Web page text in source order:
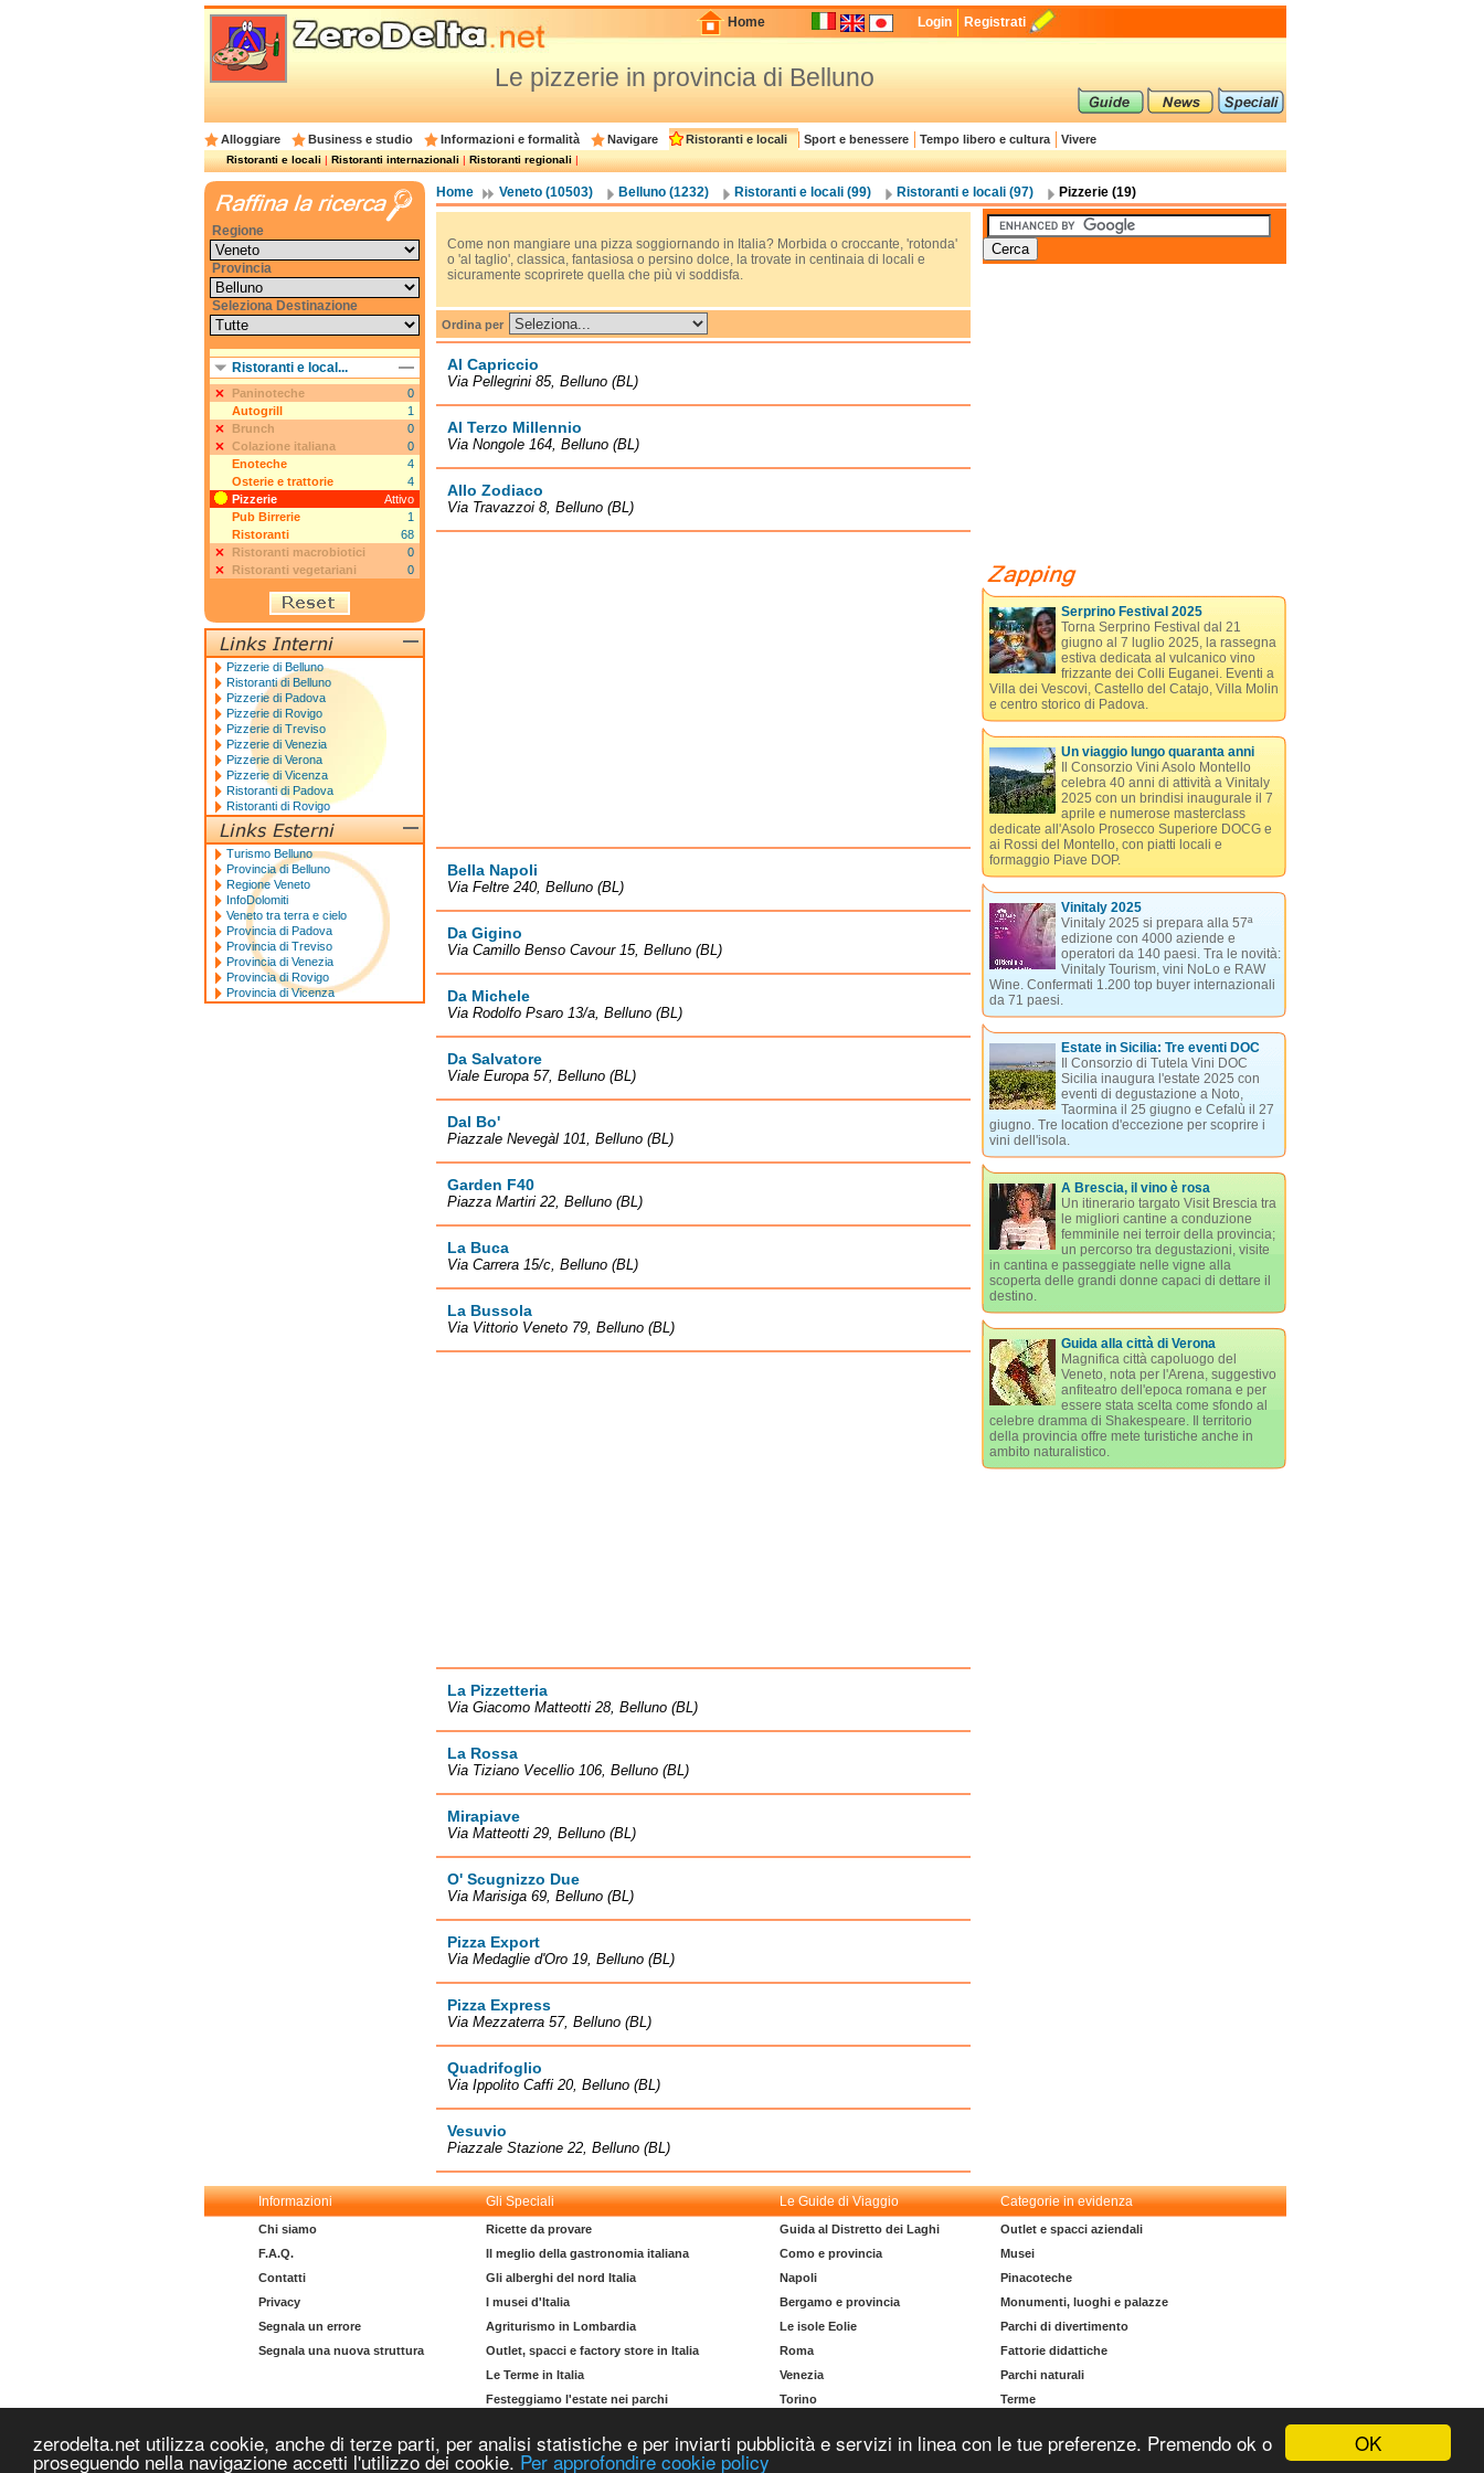
OK
zerodelta.net utilizza cookie, anche di terze parti, per analisi statistiche e per inviarti pubblicità e servizi in linea con le tue preferenze. Premendo ok o
proseguendo nella navigazione accetti l'utilizzo dei cookie. Per approfondire cookie policy
Home Login Registrati
Le pizzerie in provincia di Belluno
Alloggiare Business e studio Informazioni e formalità Navigare Ristoranti e locali Sport e benessere Tempo libero e cultura Vivere
Ristoranti e locali|Ristoranti internazionali|Ristoranti regionali|
Home Veneto (10503) Belluno (1232) Ristoranti e locali (99) Ristoranti e locali (97) Pizzerie (19)
Come non mangiare una pizza soggiornando in Italia? Morbida o croccante, 'rotonda'
o 'al taglio', classica, fantasiosa o persino dolce, la trovate in centinaia di locali e
sicuramente scoprirete quella che più vi soddisfa.
Ordina per
Al Capriccio
Via Pellegrini 85, Belluno (BL)
Al Terzo Millennio
Via Nongole 164, Belluno (BL)
Allo Zodiaco
Via Travazzoi 8, Belluno (BL)
Bella Napoli
Via Feltre 240, Belluno (BL)
Da Gigino
Via Camillo Benso Cavour 15, Belluno (BL)
Da Michele
Via Rodolfo Psaro 13/a, Belluno (BL)
Da Salvatore
Viale Europa 57, Belluno (BL)
Dal Bo'
Piazzale Nevegàl 101, Belluno (BL)
Garden F40
Piazza Martiri 22, Belluno (BL)
La Buca
Via Carrera 15/c, Belluno (BL)
La Bussola
Via Vittorio Veneto 79, Belluno (BL)
La Pizzetteria
Via Giacomo Matteotti 28, Belluno (BL)
La Rossa
Via Tiziano Vecellio 106, Belluno (BL)
Mirapiave
Via Matteotti 29, Belluno (BL)
O' Scugnizzo Due
Via Marisiga 69, Belluno (BL)
Pizza Export
Via Medaglie d'Oro 19, Belluno (BL)
Pizza Express
Via Mezzaterra 57, Belluno (BL)
Quadrifoglio
Via Ippolito Caffi 20, Belluno (BL)
Vesuvio
Piazzale Stazione 22, Belluno (BL)
Serprino Festival 2025
Torna Serprino Festival dal 21
giugno al 7 luglio 2025, la rassegna
estiva dedicata al vulcanico vino
frizzante dei Colli Euganei. Eventi a
Villa dei Vescovi, Castello del Catajo, Villa Molin
e centro storico di Padova.
Un viaggio lungo quaranta anni
Il Consorzio Vini Asolo Montello
celebra 40 anni di attività a Vinitaly
2025 con un brindisi inaugurale il 7
aprile e numerose masterclass
dedicate all'Asolo Prosecco Superiore DOCG e
ai Rossi del Montello, con piatti locali e
formaggio Piave DOP.
Vinitaly 2025
Vinitaly 2025 si prepara alla 57ª
edizione con 4000 aziende e
operatori da 140 paesi. Tra le novità:
Vinitaly Tourism, vini NoLo e RAW
Wine. Confermati 1.200 top buyer internazionali
da 71 paesi.
Estate in Sicilia: Tre eventi DOC
Il Consorzio di Tutela Vini DOC
Sicilia inaugura l'estate 2025 con
eventi di degustazione a Noto,
Taormina il 25 giugno e Cefalù il 27
giugno. Tre location d'eccezione per scoprire i
vini dell'isola.
A Brescia, il vino è rosa
Un itinerario targato Visit Brescia tra
le migliori cantine a conduzione
femminile nei terroir della provincia;
un percorso tra degustazioni, visite
in cantina e passeggiate nelle vigne alla
scoperta delle grandi donne capaci di dettare il
destino.
Guida alla città di Verona
Magnifica città capoluogo del
Veneto, nota per l'Arena, suggestivo
anfiteatro dell'epoca romana e per
essere stata scelta come sfondo al
celebre dramma di Shakespeare. Il territorio
della provincia offre mete turistiche anche in
ambito naturalistico.
Regione
Provincia
Seleziona Destinazione
Ristoranti e local...
Paninoteche
0
Autogrill
1
Brunch
0
Colazione italiana
0
Enoteche
4
Osterie e trattorie
4
Pizzerie
Attivo
Pub Birrerie
1
Ristoranti
68
Ristoranti macrobiotici
0
Ristoranti vegetariani
0
Pizzerie di Belluno
Ristoranti di Belluno
Pizzerie di Padova
Pizzerie di Rovigo
Pizzerie di Treviso
Pizzerie di Venezia
Pizzerie di Verona
Pizzerie di Vicenza
Ristoranti di Padova
Ristoranti di Rovigo
Turismo Belluno
Provincia di Belluno
Regione Veneto
InfoDolomiti
Veneto tra terra e cielo
Provincia di Padova
Provincia di Treviso
Provincia di Venezia
Provincia di Rovigo
Provincia di Vicenza
Informazioni Gli Speciali Le Guide di Viaggio Categorie in evidenza
Chi siamo
F.A.Q.
Contatti
Privacy
Segnala un errore
Segnala una nuova struttura
Ricette da provare
Il meglio della gastronomia italiana
Gli alberghi del nord Italia
I musei d'Italia
Agriturismo in Lombardia
Outlet, spacci e factory store in Italia
Le Terme in Italia
Festeggiamo l'estate nei parchi
Guida al Distretto dei Laghi
Como e provincia
Napoli
Bergamo e provincia
Le isole Eolie
Roma
Venezia
Torino
Outlet e spacci aziendali
Musei
Pinacoteche
Monumenti, luoghi e palazze
Parchi di divertimento
Fattorie didattiche
Parchi naturali
Terme
Copyright © 2004-2026 Supero Ltd, Malta MT 2105-2906 Tutti i diritti riservati.